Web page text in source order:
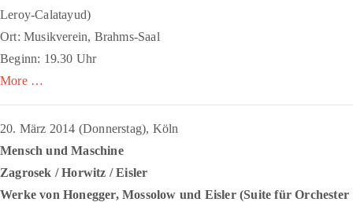
Leroy-Calatayud)
Ort: Musikverein, Brahms-Saal
Beginn: 19.30 Uhr
More …
20. März 2014 (Donnerstag), Köln
Mensch und Maschine
Zagrosek / Horwitz / Eisler
Werke von Honegger, Mossolow und Eisler (Suite für Orchester